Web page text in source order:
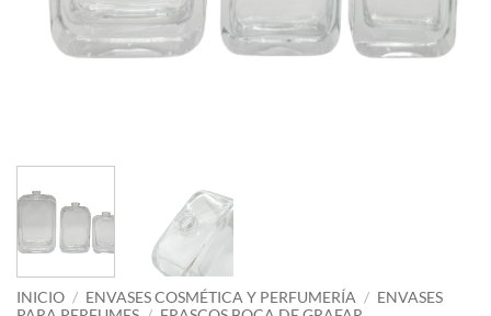
INICIO / ENVASES COSMÉTICA Y PERFUMERÍA / ENVASES